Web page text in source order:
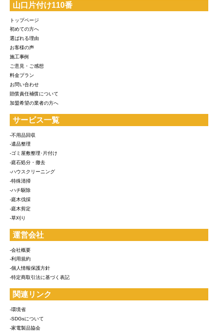
山口片付け110番
トップページ
初めての方へ
選ばれる理由
お客様の声
施工事例
ご意見・ご感想
料金プラン
お問い合わせ
賠償責任補償について
加盟希望の業者の方へ
サービス一覧
-不用品回収
-遺品整理
-ゴミ屋敷整理･片付け
-庭石処分・撤去
-ハウスクリーニング
-特殊清掃
-ハチ駆除
-庭木伐採
-庭木剪定
-草刈り
運営会社
-会社概要
-利用規約
-個人情報保護方針
-特定商取引法に基づく表記
関連リンク
-環境省
-SDGsについて
-家電製品協会